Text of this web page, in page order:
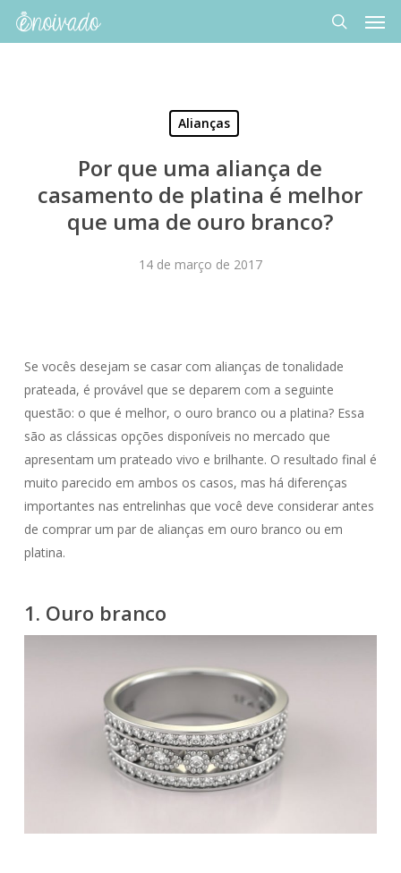
Skip
search
Alianças
Por que uma aliança de
casamento de platina é melhor
que uma de ouro branco?
14 de março de 2017
Se vocês desejam se casar com alianças de tonalidade
prateada, é provável que se deparem com a seguinte
questão: o que é melhor, o ouro branco ou a platina? Essa
são as clássicas opções disponíveis no mercado que
apresentam um prateado vivo e brilhante. O resultado final é
muito parecido em ambos os casos, mas há diferenças
importantes nas entrelinhas que você deve considerar antes
de comprar um par de alianças em ouro branco ou em
platina.
1. Ouro branco